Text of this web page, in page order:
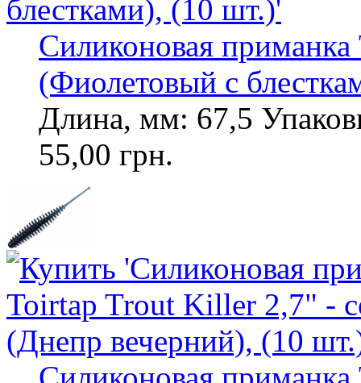
Силиконовая
(Фиолетовый с
Длина, мм: 67,5
55,00 грн.